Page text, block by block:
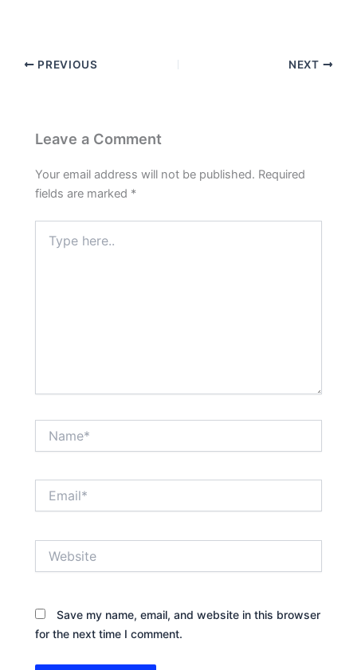
PREVIOUS NEXT
Leave a Comment
Your email address will not be published. Required
fields are marked *
here..
Save my name, email, and website in this browser
for the next time I comment.